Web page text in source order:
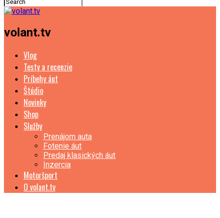
volant.tv
Vlog
Testy a recenzie
Príbehy áut
Štúdio
Novinky
Shop
Služby
Prenájom auta
Fotenie áut
Predaj klasických áut
Inzercia
Motoršport
O volant.tv